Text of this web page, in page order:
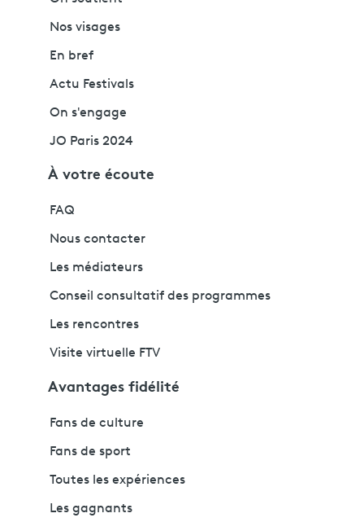
Nos visages
En bref
Actu Festivals
On s'engage
JO Paris 2024
À votre écoute
FAQ
Nous contacter
Les médiateurs
Conseil consultatif des programmes
Les rencontres
Visite virtuelle FTV
Avantages fidélité
Fans de culture
Fans de sport
Toutes les expériences
Les gagnants